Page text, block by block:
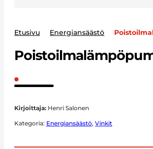
Etusivu Energiansäästö
Kirjoittaja: Henri Salonen
Kategoria: Energiansäästö,Vinkit